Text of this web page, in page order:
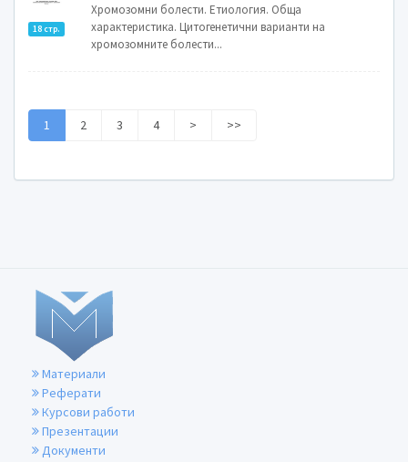
18 стр.
Хромозомни болести. Етиология. Обща
характеристика. Цитогенетични варианти на
хромозомните болести...
1 2 3 4 > >>
Материали
Реферати
Курсови работи
Презентации
Документи